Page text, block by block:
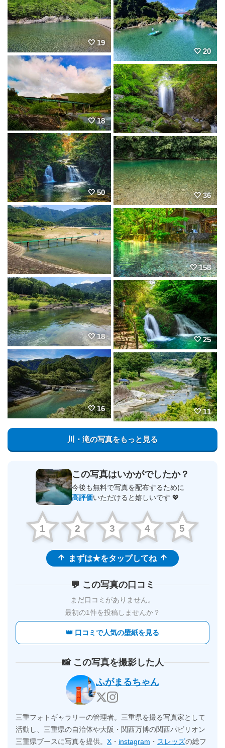
19
20
18
50 36
158
18 25
16 11
川・滝の写真をもっと見る
この写真はいかがでしたか？
今後も無料で写真を配布するために
高評価いただけると嬉しいです 💖
1 2 3 4 5
まずは★をタップしてね
💬 この写真の口コミ
まだ口コミがありません。
最初の1件を投稿しませんか？
👑 口コミで人気の壁紙を見る
📸 この写真を撮影した人
ふがまるちゃん
三重フォトギャラリーの管理者。三重県を撮る写真家として
活動し、三重県の自治体や大阪・関西万博の関西パビリオン
三重県ブースに写真を提供。 X ・ instagram ・ スレッズの総フ